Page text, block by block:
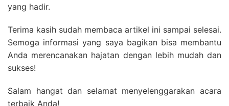
yang hadir.
Terima kasih sudah membaca artikel ini sampai selesai.
Semoga informasi yang saya bagikan bisa membantu
Anda merencanakan hajatan dengan lebih mudah dan
sukses!
Salam hangat dan selamat menyelenggarakan acara
terbaik Anda!